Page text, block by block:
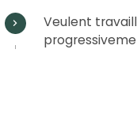
Veulent